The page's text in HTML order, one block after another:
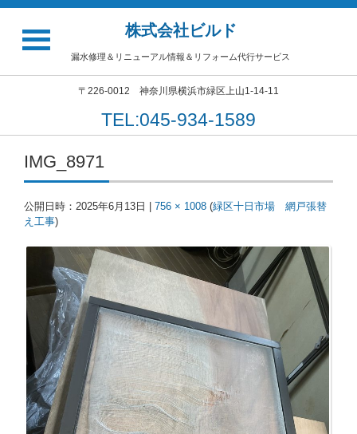
株式会社ビルド
漏水修理＆リニューアル情報＆リフォーム代行サービス
〒226-0012 神奈川県横浜市緑区上山1-14-11
TEL:045-934-1589
IMG_8971
公開日時： 2025年6月13日 756 × 1008 (緑区十日市場 網戸張替
え工事)